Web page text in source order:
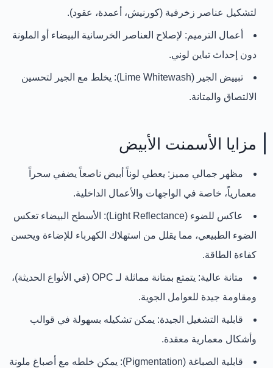
لتشكيل عناصر زخرفية (كورنيش، أعمدة، عقود).
أعمال الترميم: لإصلاح العناصر الخرسانية البيضاء أو الملونة
دون إحداث تباين لوني.
تبييض الجير (Lime Whitewash):
يخلط مع الجير لتحسين
الالتصاق والمتانة.
مزايا الأسمنت الأبيض
مظهر جمالي مميز: يعطي لوناً أبيض ناصعاً يضفي سحراً
معمارياً، خاصة في الواجهات والأعمال الداخلية.
عاكس للضوء (Light Reflectance):
الأسطح البيضاء تعكس
الضوء الطبيعي، مما يقلل من استهلاك الكهرباء للإضاءة ويحسن
كفاءة الطاقة.
متانة عالية:
يتمتع بمتانة مماثلة لـ OPC (في الأنواع الحديثة)،
ومقاومة جيدة للعوامل الجوية.
قابلية التشغيل الجيدة: يمكن تشكيله بسهولة في قوالب
وأشكال معمارية معقدة.
قابلية الصباغة (Pigmentation): يمكن خلطه مع أصباغ ملونة